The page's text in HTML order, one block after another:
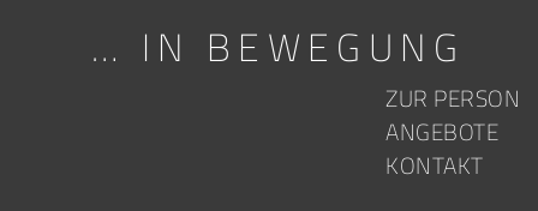
… IN BEWEGUNG
ZUR PERSON
ANGEBOTE
KONTAKT